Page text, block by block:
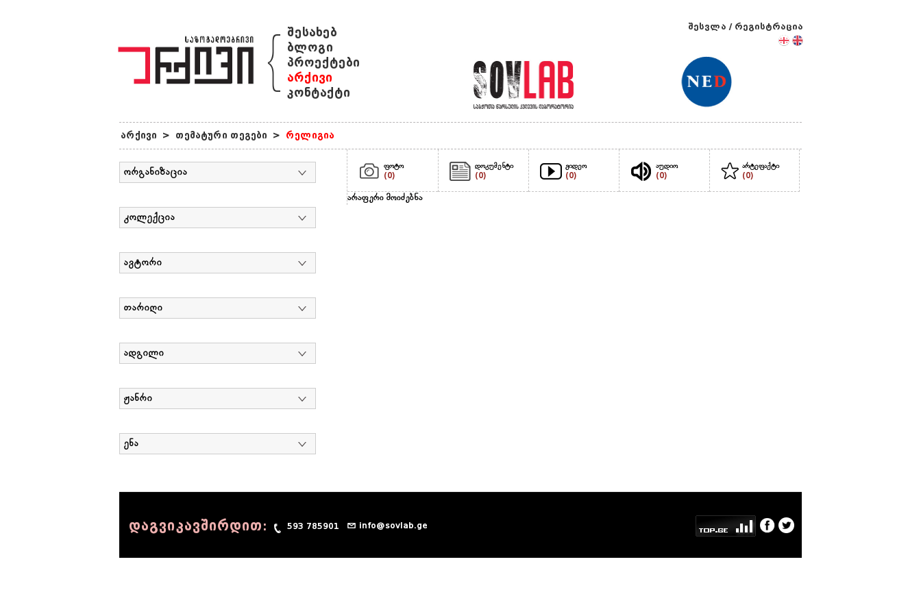
{ შესახებ
ბლოგი
პროექტები
არქივი
კონტაქტი
შესვლა / რეგისტრაცია
არქივი > თემატური თეგები > რელიგია
ორგანიზაცია
კოლექცია
ავტორი
თარიღი
ადგილი
ჟანრი
ენა
ფოტო
(0)
დოკუმენტი
(0)
ვიდეო
(0)
აუდიო
(0)
არტეფაქტი
(0)
არაფერი მოიძებნა
დაგვიკავშირდით: 593 785901 info@sovlab.ge